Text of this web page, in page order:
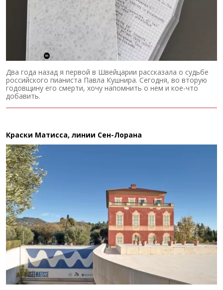
Два года назад я первой в Швейцарии рассказала о судьбе
российского пианиста Павла Кушнира. Сегодня, во вторую
годовщину его смерти, хочу напомнить о нем и кое-что
добавить.
Краски Матисса, линии Сен-Лорана